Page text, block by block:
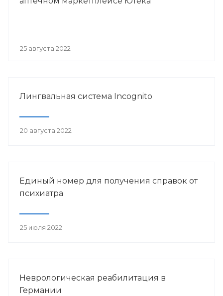
25 августа 2022
Лингвальная система Incognito
20 августа 2022
Единый номер для получения справок от
психиатра
25 июля 2022
Неврологическая реабилитация в
Германии